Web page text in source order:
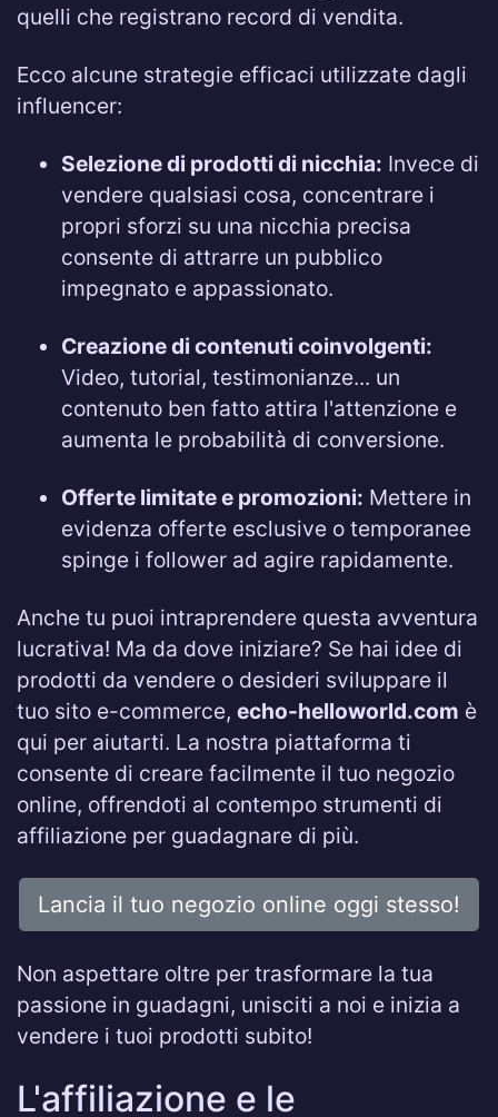
quelli che registrano record di vendita.
Ecco alcune strategie efficaci utilizzate dagli
influencer:
Selezione di prodotti di nicchia: Invece di
vendere qualsiasi cosa, concentrare i
propri sforzi su una nicchia precisa
consente di attrarre un pubblico
impegnato e appassionato.
Creazione di contenuti coinvolgenti:
Video, tutorial, testimonianze... un
contenuto ben fatto attira l'attenzione e
aumenta le probabilità di conversione.
Offerte limitate e promozioni: Mettere in
evidenza offerte esclusive o temporanee
spinge i follower ad agire rapidamente.
Anche tu puoi intraprendere questa avventura
lucrativa! Ma da dove iniziare? Se hai idee di
prodotti da vendere o desideri sviluppare il
tuo sito e-commerce, echo-helloworld.com è
qui per aiutarti. La nostra piattaforma ti
consente di creare facilmente il tuo negozio
online, offrendoti al contempo strumenti di
affiliazione per guadagnare di più.
Lancia il tuo negozio online oggi stesso!
Non aspettare oltre per trasformare la tua
passione in guadagni, unisciti a noi e inizia a
vendere i tuoi prodotti subito!
L'affiliazione e le